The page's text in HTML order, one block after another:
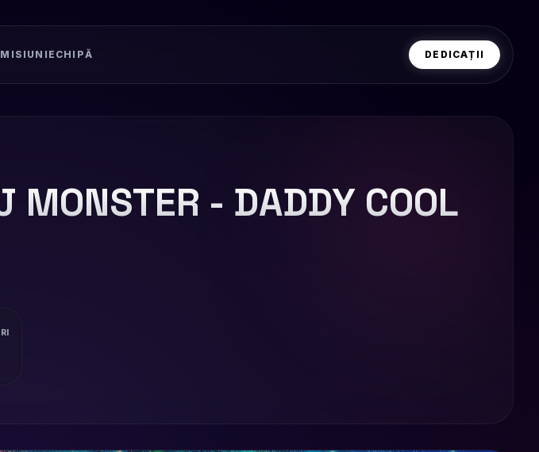
ECHIPĂ DEDICAȚII
MONSTER - DADDY COOL